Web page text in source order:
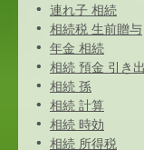
連れ子 相続
相続税 生前贈与
年金 相続
相続 預金 引き
相続 孫
相続 計算
相続 時効
相続 所得税